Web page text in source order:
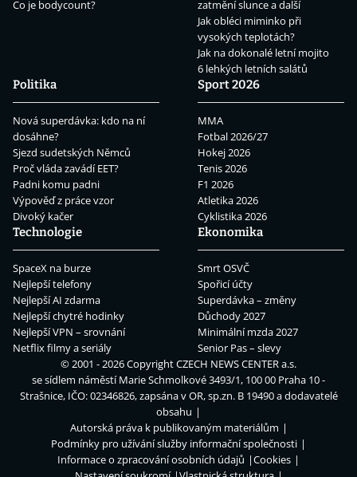
Co je bodycount?
zatmění slunce a další
Jak obléci miminko při
vysokých teplotách?
Jak na dokonalé letní mojito
6 lehkých letních salátů
Politika
Nová superdávka: kdo na ní
dosáhne?
Sjezd sudetských Němců
Proč vláda zavádí EET?
Padni komu padni
Výpověď z práce vzor
Divoký kačer
Sport 2026
MMA
Fotbal 2026/27
Hokej 2026
Tenis 2026
F1 2026
Atletika 2026
Cyklistika 2026
Technologie
SpaceX na burze
Nejlepší telefony
Nejlepší AI zdarma
Nejlepší chytré hodinky
Nejlepší VPN – srovnání
Netflix filmy a seriály
Ekonomika
Smrt OSVČ
Spořicí účty
Superdávka – změny
Důchody 2027
Minimální mzda 2027
Senior Pas – slevy
© 2001 - 2026 CopyrightCZECH NEWS CENTER a.s.
se sídlem náměstí Marie Schmolkové 3493/1, 100 00 Praha 10 -
Strašnice, IČO: 02346826, zapsána v OR, sp.zn. B 19490 a dodavatelé
obsahu
Autorská práva k publikovaným materiálům
Podmínky pro užívání služby informační společnosti
Informace o zpracování osobních údajů
Cookies